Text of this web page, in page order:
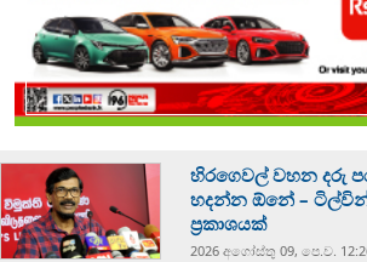
හිරගෙවල් වහන දරු
හදන්න ඕනේ –
ප්‍රකාශයක්
2026 අගෝස්‍තු 09, පෙ.ව.